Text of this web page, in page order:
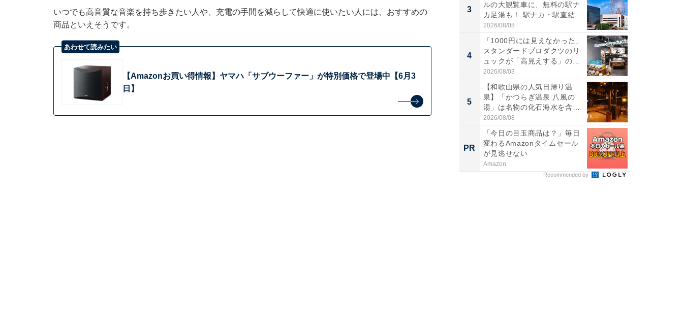
いつでも高音質な音楽を持ち歩きたい人や、充電の手間を減らして快適に使いたい人には、おすすめの
商品といえそうです。
あわせて読みたい
【Amazonお買い得情報】ヤマハ「サブウーファー」が特別価格で登場中【6月3
日】
3
ルの大観覧車に、無料の駅ナ
カ足湯も！ 駅ナカ・駅直結
ス...
2026/08/08
4
「1000円には見えなかった」
スタンダードプロダクツのリ
ュックが「高見えする」の...
2026/08/03
5
【和歌山県の人気日帰り温
泉】「かつらぎ温泉 八風の
湯」は名物の化石海水を含ん
だ濃...
2026/08/08
PR
「今日の目玉商品は？」毎日
変わるAmazonタイムセール
が見逃せない
Amazon
Recommended by